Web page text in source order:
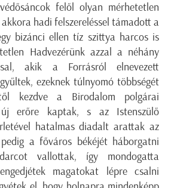
felől olyan mérhetetlen
akkora hadi felszereléssel támadott a
bizánci ellen tíz szittya harcos is
Hadvezérünk azzal a néhány
akik a Forrásról elnevezett
ezeknek túlnyomó többségét
kezdve a Birodalom polgárai
erőre kaptak, s az Istenszülő
hatalmas diadalt arattak az
a főváros békéjét háborgatni
vallottak, így mondogatta
magatokat lépre csalni